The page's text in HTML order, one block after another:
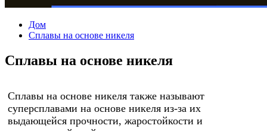
Дом
Сплавы на основе никеля
Сплавы на основе никеля
Сплавы на основе никеля также называют
суперсплавами на основе никеля из-за их
выдающейся прочности, жаростойкости и